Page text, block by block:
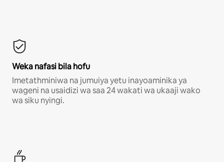
Weka nafasi bila hofu
Imetathminiwa na jumuiya yetu inayoaminika ya
wageni na usaidizi wa saa 24 wakati wa ukaaji wako
wa siku nyingi.